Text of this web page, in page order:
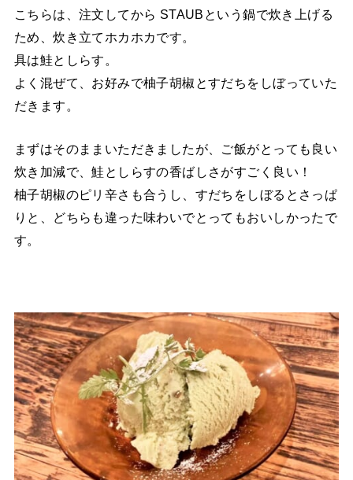
こちらは、注文してから STAUBという鍋で炊き上げる
ため、炊き立てホカホカです。
具は鮭としらす。
よく混ぜて、お好みで柚子胡椒とすだちをしぼっていた
だきます。
まずはそのままいただきましたが、ご飯がとっても良い
炊き加減で、鮭としらすの香ばしさがすごく良い！
柚子胡椒のピリ辛さも合うし、すだちをしぼるとさっぱ
りと、どちらも違った味わいでとってもおいしかったで
す。